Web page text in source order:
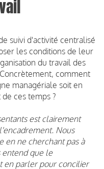
suivi d'activité centralisé
les conditions de leur
du travail des
comment
managériale soit en
ces temps ?
est clairement
Nous
en ne cherchant pas à
entend que le
en parler pour concilier